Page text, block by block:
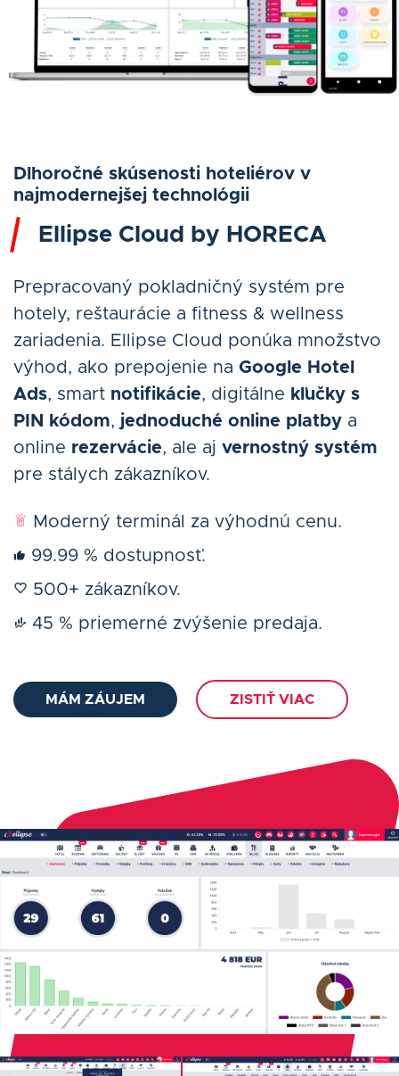
Dlhoročné skúsenosti hoteliérov v
najmodernejšej technológii
Ellipse Cloud by HORECA
Prepracovaný pokladničný systém pre
hotely, reštaurácie a fitness & wellness
zariadenia. Ellipse Cloud ponúka množstvo
výhod, ako prepojenie na Google Hotel
Ads, smart notifikácie, digitálne kľučky s
PIN kódom, jednoduché online platby a
online rezervácie, ale aj vernostný systém
pre stálych zákazníkov.
Moderný terminál za výhodnú cenu.
99.99 % dostupnosť.
500+ zákazníkov.
45 % priemerné zvýšenie predaja.
MÁM ZÁUJEM ZISTIŤ VIAC